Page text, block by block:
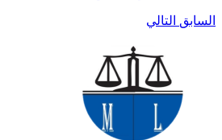
السابق التالي